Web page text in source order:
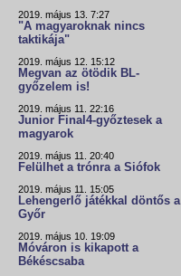
2019. május 13. 7:27
"A magyaroknak nincs
taktikája"
2019. május 12. 15:12
Megvan az ötödik BL-
győzelem is!
2019. május 11. 22:16
Junior Final4-győztesek a
magyarok
2019. május 11. 20:40
Felülhet a trónra a Siófok
2019. május 11. 15:05
Lehengerlő játékkal döntős a
Győr
2019. május 10. 19:09
Móváron is kikapott a
Békéscsaba